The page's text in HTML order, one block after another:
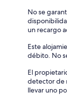
No se
un recargo
Este
débito. No
El
detector de
llevar uno